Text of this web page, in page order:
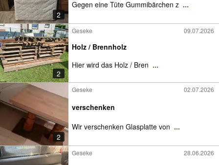
2
Gegen eine Tüte Gummibärchen z ...
2
Geseke 09.07.2026
Holz / Brennholz
Hier wird das Holz / Bren ...
2
Geseke 02.07.2026
verschenken
Wir verschenken Glasplatte von ...
Geseke 28.06.2026